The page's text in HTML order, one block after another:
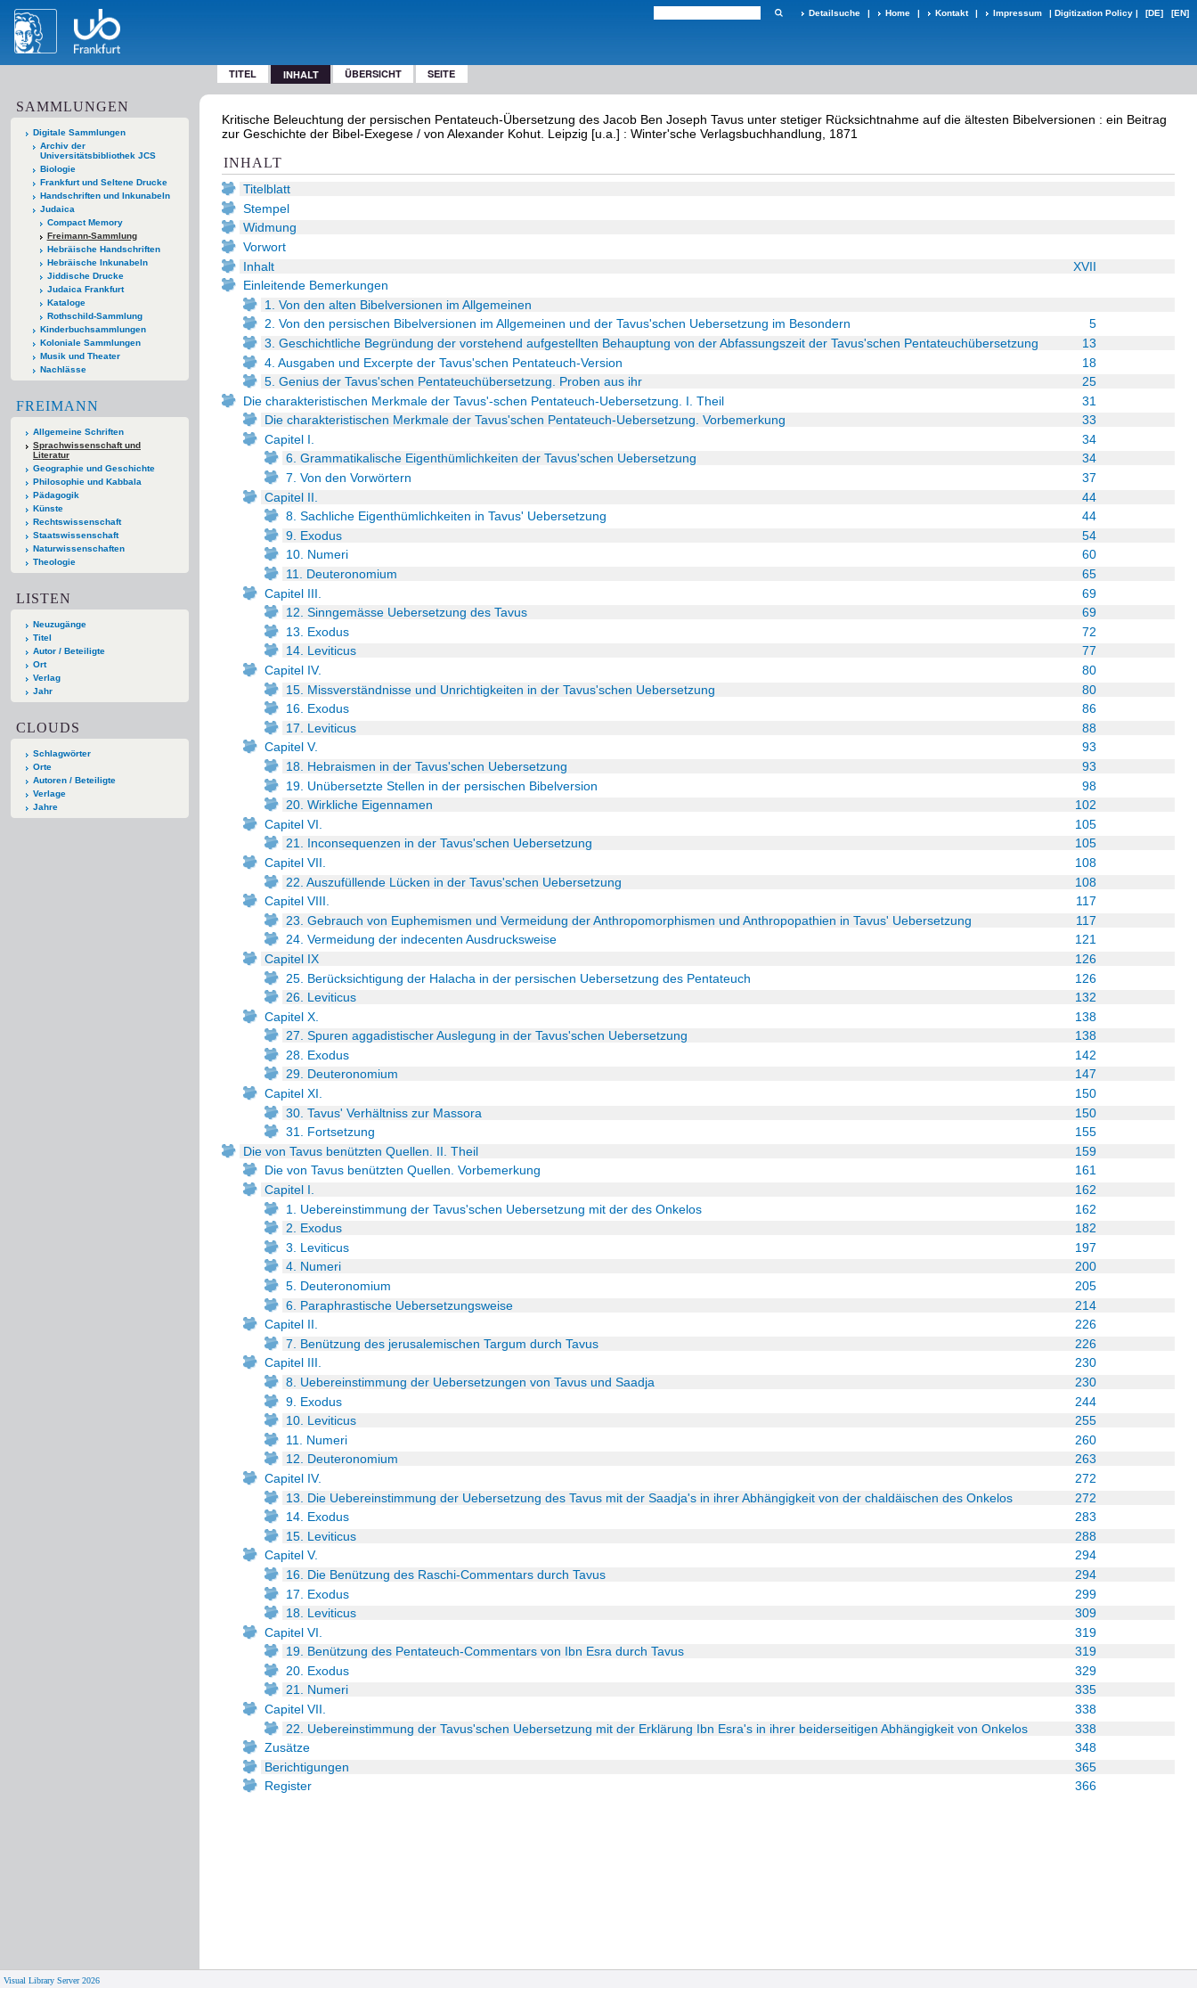
Detailsuche | Home | Kontakt | Impressum | Digitization Policy | [DE] [EN]
TITEL INHALT ÜBERSICHT SEITE
SAMMLUNGEN
Digitale Sammlungen
Archiv der
Universitätsbibliothek JCS
Biologie
Frankfurt und Seltene Drucke
Handschriften und Inkunabeln
Judaica
Compact Memory
Freimann-Sammlung
Hebräische Handschriften
Hebräische Inkunabeln
Jiddische Drucke
Judaica Frankfurt
Kataloge
Rothschild-Sammlung
Kinderbuchsammlungen
Koloniale Sammlungen
Musik und Theater
Nachlässe
FREIMANN
Allgemeine Schriften
Sprachwissenschaft und
Literatur
Geographie und Geschichte
Philosophie und Kabbala
Pädagogik
Künste
Rechtswissenschaft
Staatswissenschaft
Naturwissenschaften
Theologie
LISTEN
Neuzugänge
Titel
Autor / Beteiligte
Ort
Verlag
Jahr
CLOUDS
Schlagwörter
Orte
Autoren / Beteiligte
Verlage
Jahre
Kritische Beleuchtung der persischen Pentateuch-Übersetzung des Jacob Ben Joseph Tavus unter stetiger Rücksichtnahme auf die ältesten Bibelversionen : ein Beitrag
zur Geschichte der Bibel-Exegese / von Alexander Kohut. Leipzig [u.a.] : Winter'sche Verlagsbuchhandlung, 1871
INHALT
Titelblatt
Stempel
Widmung
Vorwort
XVII
Inhalt
Einleitende Bemerkungen
1. Von den alten Bibelversionen im Allgemeinen
5
2. Von den persischen Bibelversionen im Allgemeinen und der Tavus'schen Uebersetzung im Besondern
13
3. Geschichtliche Begründung der vorstehend aufgestellten Behauptung von der Abfassungszeit der Tavus'schen Pentateuchübersetzung
18
4. Ausgaben und Excerpte der Tavus'schen Pentateuch-Version
25
5. Genius der Tavus'schen Pentateuchübersetzung. Proben aus ihr
31
Die charakteristischen Merkmale der Tavus'-schen Pentateuch-Uebersetzung. I. Theil
33
Die charakteristischen Merkmale der Tavus'schen Pentateuch-Uebersetzung. Vorbemerkung
34
Capitel I.
34
6. Grammatikalische Eigenthümlichkeiten der Tavus'schen Uebersetzung
37
7. Von den Vorwörtern
44
Capitel II.
44
8. Sachliche Eigenthümlichkeiten in Tavus' Uebersetzung
54
9. Exodus
60
10. Numeri
65
11. Deuteronomium
69
Capitel III.
69
12. Sinngemässe Uebersetzung des Tavus
72
13. Exodus
77
14. Leviticus
80
Capitel IV.
80
15. Missverständnisse und Unrichtigkeiten in der Tavus'schen Uebersetzung
86
16. Exodus
88
17. Leviticus
93
Capitel V.
93
18. Hebraismen in der Tavus'schen Uebersetzung
98
19. Unübersetzte Stellen in der persischen Bibelversion
102
20. Wirkliche Eigennamen
105
Capitel VI.
105
21. Inconsequenzen in der Tavus'schen Uebersetzung
108
Capitel VII.
108
22. Auszufüllende Lücken in der Tavus'schen Uebersetzung
117
Capitel VIII.
117
23. Gebrauch von Euphemismen und Vermeidung der Anthropomorphismen und Anthropopathien in Tavus' Uebersetzung
121
24. Vermeidung der indecenten Ausdrucksweise
126
Capitel IX
126
25. Berücksichtigung der Halacha in der persischen Uebersetzung des Pentateuch
132
26. Leviticus
138
Capitel X.
138
27. Spuren aggadistischer Auslegung in der Tavus'schen Uebersetzung
142
28. Exodus
147
29. Deuteronomium
150
Capitel XI.
150
30. Tavus' Verhältniss zur Massora
155
31. Fortsetzung
159
Die von Tavus benützten Quellen. II. Theil
161
Die von Tavus benützten Quellen. Vorbemerkung
162
Capitel I.
162
1. Uebereinstimmung der Tavus'schen Uebersetzung mit der des Onkelos
182
2. Exodus
197
3. Leviticus
200
4. Numeri
205
5. Deuteronomium
214
6. Paraphrastische Uebersetzungsweise
226
Capitel II.
226
7. Benützung des jerusalemischen Targum durch Tavus
230
Capitel III.
230
8. Uebereinstimmung der Uebersetzungen von Tavus und Saadja
244
9. Exodus
255
10. Leviticus
260
11. Numeri
263
12. Deuteronomium
272
Capitel IV.
272
13. Die Uebereinstimmung der Uebersetzung des Tavus mit der Saadja's in ihrer Abhängigkeit von der chaldäischen des Onkelos
283
14. Exodus
288
15. Leviticus
294
Capitel V.
294
16. Die Benützung des Raschi-Commentars durch Tavus
299
17. Exodus
309
18. Leviticus
319
Capitel VI.
319
19. Benützung des Pentateuch-Commentars von Ibn Esra durch Tavus
329
20. Exodus
335
21. Numeri
338
Capitel VII.
338
22. Uebereinstimmung der Tavus'schen Uebersetzung mit der Erklärung Ibn Esra's in ihrer beiderseitigen Abhängigkeit von Onkelos
348
Zusätze
365
Berichtigungen
366
Register
Visual Library Server 2026